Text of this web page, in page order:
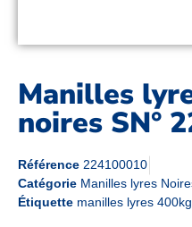
Manilles
noires SN°
Référence 224100010
Catégorie Manilles lyres
Étiquette manilles lyres